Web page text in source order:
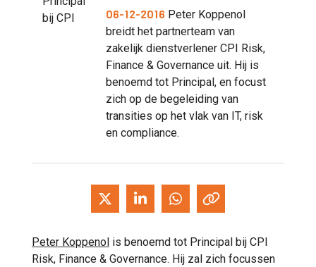
06-12-2016 Peter Koppenol
breidt het partnerteam van
zakelijk dienstverlener CPI Risk,
Finance & Governance uit. Hij is
benoemd tot Principal, en focust
zich op de begeleiding van
transities op het vlak van IT, risk
en compliance.
Peter Koppenol is benoemd tot Principal bij CPI
Risk, Finance & Governance. Hij zal zich focussen